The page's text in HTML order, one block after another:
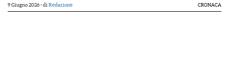
9 Giugno 2026- di Redazione CRONACA